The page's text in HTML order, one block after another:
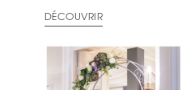
DÉCOUVRIR